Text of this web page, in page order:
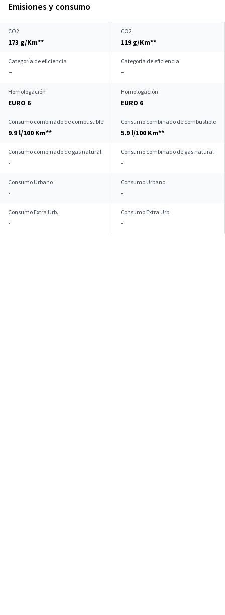
Emisiones y consumo
CO2
173 g/Km**
CO2
119 g/Km**
Categoría de eficiencia
–
Categoría de eficiencia
–
Homologación
EURO 6
Homologación
EURO 6
Consumo combinado de combustible
9.9 l/100 Km**
Consumo combinado de combustible
5.9 l/100 Km**
Consumo combinado de gas natural
-
Consumo combinado de gas natural
-
Consumo Urbano
-
Consumo Urbano
-
Consumo Extra Urb.
-
Consumo Extra Urb.
-